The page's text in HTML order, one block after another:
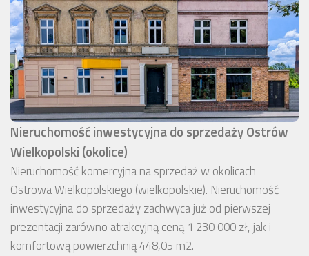
Nieruchomość inwestycyjna do sprzedaży Ostrów
Wielkopolski (okolice)
Nieruchomość komercyjna na sprzedaż w okolicach
Ostrowa Wielkopolskiego (wielkopolskie). Nieruchomość
inwestycyjna do sprzedaży zachwyca już od pierwszej
prezentacji zarówno atrakcyjną ceną 1 230 000 zł, jak i
komfortową powierzchnią 448,05 m2.